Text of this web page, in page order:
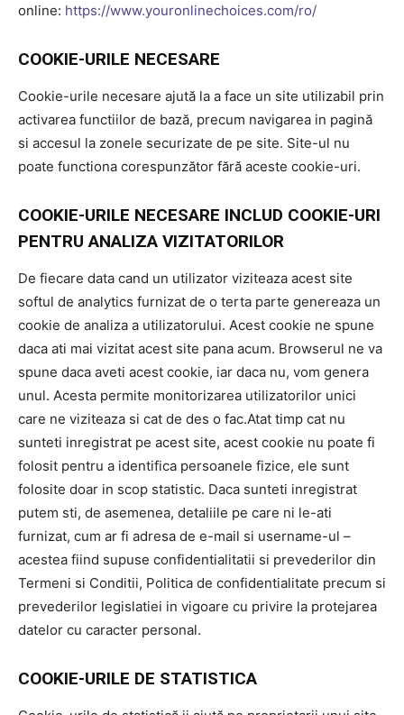
online: https://www.youronlinechoices.com/ro/
COOKIE-URILE NECESARE
Cookie-urile necesare ajută la a face un site utilizabil prin
activarea functiilor de bază, precum navigarea in pagină
si accesul la zonele securizate de pe site. Site-ul nu
poate functiona corespunzător fără aceste cookie-uri.
COOKIE-URILE NECESARE INCLUD COOKIE-URI
PENTRU ANALIZA VIZITATORILOR
De fiecare data cand un utilizator viziteaza acest site
softul de analytics furnizat de o terta parte genereaza un
cookie de analiza a utilizatorului. Acest cookie ne spune
daca ati mai vizitat acest site pana acum. Browserul ne va
spune daca aveti acest cookie, iar daca nu, vom genera
unul. Acesta permite monitorizarea utilizatorilor unici
care ne viziteaza si cat de des o fac.Atat timp cat nu
sunteti inregistrat pe acest site, acest cookie nu poate fi
folosit pentru a identifica persoanele fizice, ele sunt
folosite doar in scop statistic. Daca sunteti inregistrat
putem sti, de asemenea, detaliile pe care ni le-ati
furnizat, cum ar fi adresa de e-mail si username-ul –
acestea fiind supuse confidentialitatii si prevederilor din
Termeni si Conditii, Politica de confidentialitate precum si
prevederilor legislatiei in vigoare cu privire la protejarea
datelor cu caracter personal.
COOKIE-URILE DE STATISTICA